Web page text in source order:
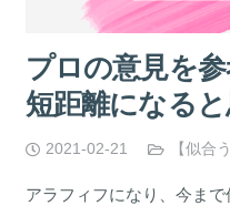
プロの意見を
短距離になると
2021-02-21 【似合
アラフィフになり、今ま